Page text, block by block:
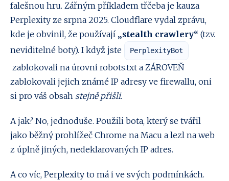
falešnou hru. Zářným příkladem třčeba je kauza
Perplexity ze srpna 2025. Cloudflare vydal zprávu,
kde je obvinil, že používají „stealth crawlery“ (tzv.
neviditelné boty). I když jste
PerplexityBot
zablokovali na úrovni robots.txt a ZÁROVEŇ
zablokovali jejich známé IP adresy ve firewallu, oni
si pro váš obsah stejně přišli.
A jak? No, jednoduše. Použili bota, který se tvářil
jako běžný prohlížeč Chrome na Macu a lezl na web
z úplně jiných, nedeklarovaných IP adres.
A co víc, Perplexity to má i ve svých podmínkách.